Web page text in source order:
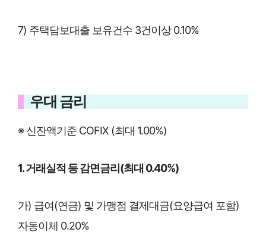
7) 주택담보대출 보유건수 3건이상 0.10%
우대 금리
※ 신잔액기준 COFIX (최대 1.00%)
1. 거래실적 등 감면금리(최대 0.40%)
가) 급여(연금) 및 가맹점 결제대금(요양급여 포함)
자동이체 0.20%